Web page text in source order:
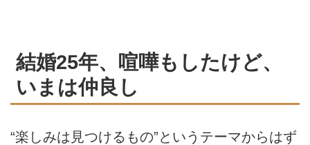
結婚25年、喧嘩もしたけど、
いまは仲良し
“楽しみは見つけるもの”というテーマからはず